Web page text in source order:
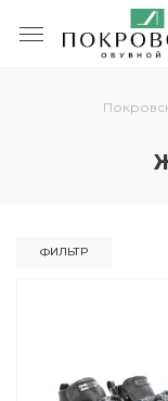
ФИЛЬТР